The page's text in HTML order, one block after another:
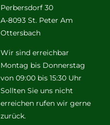
Perbersdorf 30
A-8093 St. Peter Am
Ottersbach
Wir sind erreichbar
Montag bis Donnerstag
von 09:00 bis 15:30 Uhr
Sollten Sie uns nicht
erreichen rufen wir gerne
zurück.